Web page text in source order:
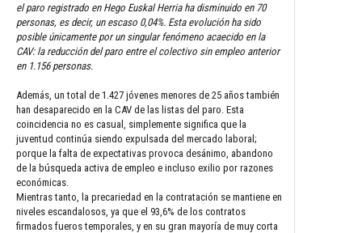
el paro registrado en Hego Euskal Herria ha disminuido en 70
personas, es decir, un escaso 0,04%. Esta evolución ha sido
posible únicamente por un singular fenómeno acaecido en la
CAV: la reducción del paro entre el colectivo sin empleo anterior
en 1.156 personas.
Además, un total de 1.427 jóvenes menores de 25 años también
han desaparecido en la CAV de las listas del paro. Esta
coincidencia no es casual, simplemente significa que la
juventud continúa siendo expulsada del mercado laboral;
porque la falta de expectativas provoca desánimo, abandono
de la búsqueda activa de empleo e incluso exilio por razones
económicas.
Mientras tanto, la precariedad en la contratación se mantiene en
niveles escandalosos, ya que el 93,6% de los contratos
firmados fueros temporales, y en su gran mayoría de muy corta